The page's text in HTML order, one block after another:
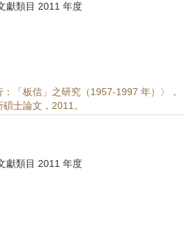
獻類目 2011 年度
：「板信」之研究（1957-1997 年）〉，
士論文，2011。
獻類目 2011 年度